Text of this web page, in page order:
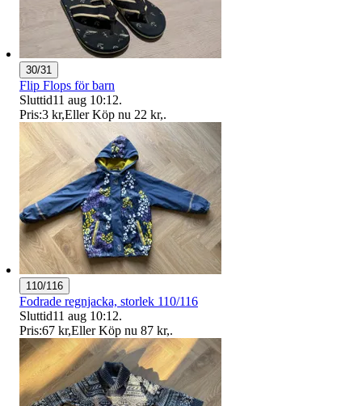
30/31
Flip Flops för barn
Sluttid11 aug 10:12.
Pris:3 kr,Eller Köp nu 22 kr,.
110/116
Fodrade regnjacka, storlek 110/116
Sluttid11 aug 10:12.
Pris:67 kr,Eller Köp nu 87 kr,.